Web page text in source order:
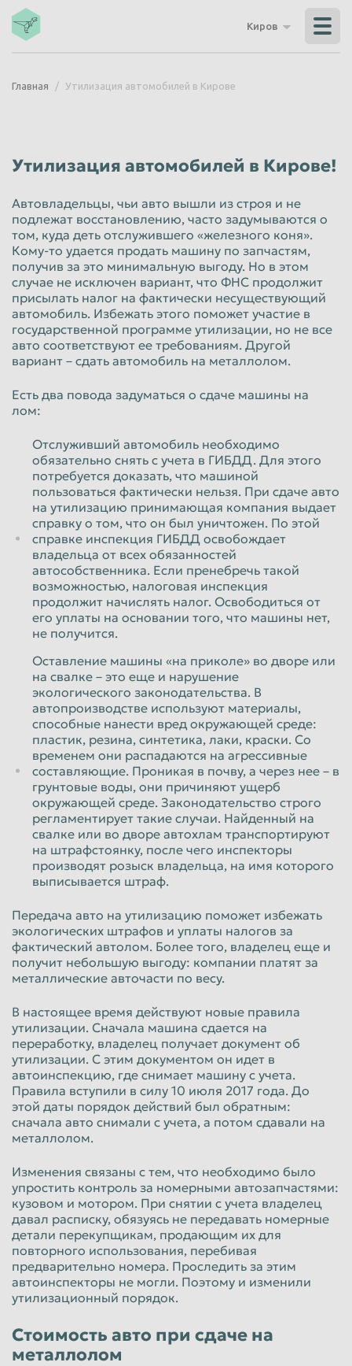
Владикавказ
Волгоград
Воронеж Грозный
Иркутск Йошкар-Ола
Казань Калининград
Каменск-Уральский
Кемерово Керчь
Киров Комсомольск-на-Амуре
Королёв Кострома
Красногорск Краснодар
Красноярск Курган
Курск Липецк
Махачкала Миасс
Москва Мурманск
Мытищи Набережные Челны
Нальчик Нижневартовск
Нижнекамск Нижний Новгород
Нижний Тагил Новокузнецк
Новороссийск Новосибирск
Новочеркасск
Орёл
Оренбург Орск
Пенза Пермь
Петрозаводск Петропавловск-Камчатский
Прокопьевск
Псков Ростов-на-Дону
Рыбинск Рязань
Салават Самара
Саратов Севастополь
Северодвинск Симферополь
Смоленск Сочи
Стерлитамак Сургут
Сызрань Сыктывкар
Таганрог
Тверь Тольятти
Томск
Тюмень Улан-Удэ
Ульяновск Уссурийск
Уфа Хабаровск
Химки Чебоксары
Челябинск Череповец
Чита
Электросталь Энгельс
Южно-Сахалинск
Киров
Главная Утилизация автомобилей в Кирове
Утилизация автомобилей в Кирове!
Автовладельцы, чьи авто вышли из строя и не
подлежат восстановлению, часто задумываются о
том, куда деть отслужившего «железного коня».
Кому-то удается продать машину по запчастям,
получив за это минимальную выгоду. Но в этом
случае не исключен вариант, что ФНС продолжит
присылать налог на фактически несуществующий
автомобиль. Избежать этого поможет участие в
государственной программе утилизации, но не все
авто соответствуют ее требованиям. Другой
вариант – сдать автомобиль на металлолом.
Есть два повода задуматься о сдаче машины на
лом:
Отслуживший автомобиль необходимо
обязательно снять с учета в ГИБДД. Для этого
потребуется доказать, что машиной
пользоваться фактически нельзя. При сдаче авто
на утилизацию принимающая компания выдает
справку о том, что он был уничтожен. По этой
справке инспекция ГИБДД освобождает
владельца от всех обязанностей
автособственника. Если пренебречь такой
возможностью, налоговая инспекция
продолжит начислять налог. Освободиться от
его уплаты на основании того, что машины нет,
не получится.
Оставление машины «на приколе» во дворе или
на свалке – это еще и нарушение
экологического законодательства. В
автопроизводстве используют материалы,
способные нанести вред окружающей среде:
пластик, резина, синтетика, лаки, краски. Со
временем они распадаются на агрессивные
составляющие. Проникая в почву, а через нее – в
грунтовые воды, они причиняют ущерб
окружающей среде. Законодательство строго
регламентирует такие случаи. Найденный на
свалке или во дворе автохлам транспортируют
на штрафстоянку, после чего инспекторы
производят розыск владельца, на имя которого
выписывается штраф.
Передача авто на утилизацию поможет избежать
экологических штрафов и уплаты налогов за
фактический автолом. Более того, владелец еще и
получит небольшую выгоду: компании платят за
металлические авточасти по весу.
В настоящее время действуют новые правила
утилизации. Сначала машина сдается на
переработку, владелец получает документ об
утилизации. С этим документом он идет в
автоинспекцию, где снимает машину с учета.
Правила вступили в силу 10 июля 2017 года. До
этой даты порядок действий был обратным:
сначала авто снимали с учета, а потом сдавали на
металлолом.
Изменения связаны с тем, что необходимо было
упростить контроль за номерными автозапчастями:
кузовом и мотором. При снятии с учета владелец
давал расписку, обязуясь не передавать номерные
детали перекупщикам, продающим их для
повторного использования, перебивая
предварительно номера. Проследить за этим
автоинспекторы не могли. Поэтому и изменили
утилизационный порядок.
Стоимость авто при сдаче на
металлолом